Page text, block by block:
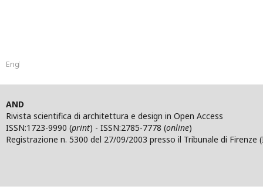
English
AND
Rivista scientifica di architettura e design in Open Access
ISSN:1723-9990 (print) - ISSN:2785-7778 (online)
Registrazione n. 5300 del 27/09/2003 presso il Tribunale di Firenze